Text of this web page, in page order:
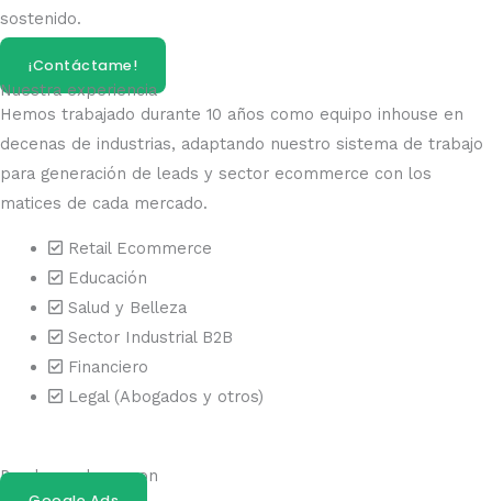
sostenido.
¡Contáctame!
Nuestra experiencia
Hemos trabajado durante 10 años como equipo inhouse en
decenas de industrias, adaptando nuestro sistema de trabajo
para generación de leads y sector ecommerce con los
matices de cada mercado.
Retail Ecommerce
Educación
Salud y Belleza
Sector Industrial B2B
Financiero
Legal (Abogados y otros)
Puedo ayudaros con